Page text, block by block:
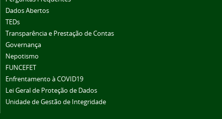
Dados Abertos
TEDs
Transparência e Prestação de Contas
Governança
Nepotismo
FUNCEFET
Enfrentamento à COVID19
Lei Geral de Proteção de Dados
Unidade de Gestão de Integridade